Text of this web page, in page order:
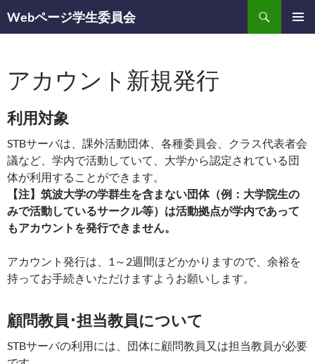
Webページ学生委員会
索
ン
ツ
ス
ッ
プ
アカウント新規発行
利用対象
STBサーバは、課外活動団体、各種委員会、クラス代表者会
議など、学内で活動していて、大学から認定されている団
体が利用することができます。
【注】筑波大学の学群生を含まない団体（例：大学院生の
みで活動しているサークル等）は活動拠点が学内であって
もアカウントを発行できません。
アカウント発行は、1～2週間ほどかかりますので、余裕を
持ってお手続きいただけますようお願いします。
顧問教員･担当教員について
STBサーバの利用には、団体に顧問教員又は担当教員が必要